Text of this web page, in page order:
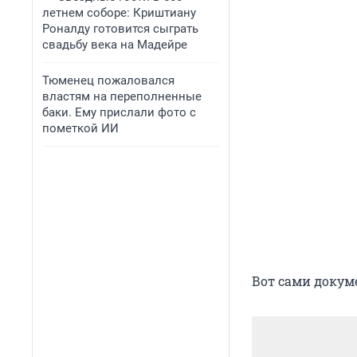
летнем соборе: Криштиану
Роналду готовится сыграть
свадьбу века на Мадейре
Тюменец пожаловался
властям на переполненные
баки. Ему прислали фото с
пометкой ИИ
Вот сами